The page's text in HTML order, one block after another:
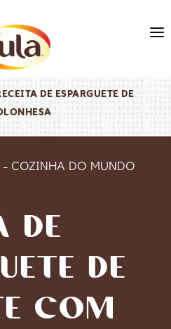
DE ESPARGUETE DE
- COZINHA DO MUNDO
DE
DE
COM